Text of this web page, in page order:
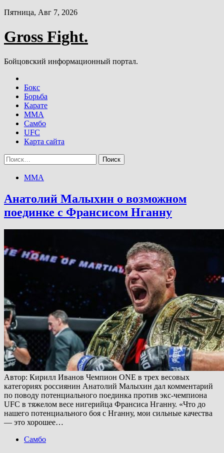
Skip
content
Пятница, Авг 7, 2026
Gross Fight.
Бойцовский информационный портал.
Бокс
Борьба
Карате
ММА
Самбо
UFC
Карта сайта
Найти:
ММА
Анатолий Малыхин о возможном
поединке с Франсисом Нганну
Автор: Кирилл Иванов Чемпион ONE в трех весовых
категориях россиянин Анатолий Малыхин дал комментарий
по поводу потенциального поединка против экс-чемпиона
UFC в тяжелом весе нигерийца Франсиса Нганну. «Что до
нашего потенциального боя с Нганну, мои сильные качества
— это хорошее…
Самбо